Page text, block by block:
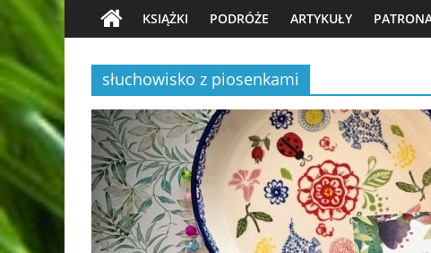
KSIĄŻKI PODRÓŻE ARTYKUŁY
słuchowisko z piosenkami